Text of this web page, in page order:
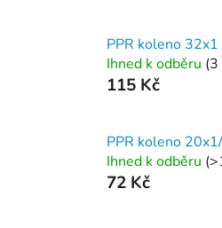
PPR koleno
Ihned k odběru (3
115 Kč
PPR koleno
Ihned k odběru
72 Kč